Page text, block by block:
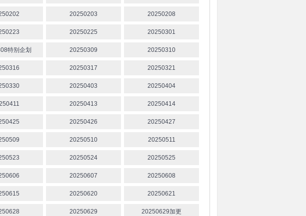
20250203 20250208
20250225 20250301
特别企划 20250309 20250310
20250317 20250321
20250403 20250404
20250413 20250414
20250426 20250427
20250510 20250511
20250524 20250525
20250607 20250608
20250620 20250621
20250629 20250629加更